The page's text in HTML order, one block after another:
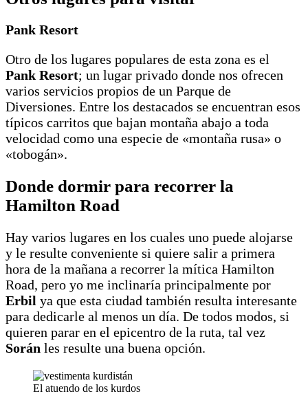
Pank Resort
Otro de los lugares populares de esta zona es el
Pank Resort; un lugar privado donde nos ofrecen
varios servicios propios de un Parque de
Diversiones. Entre los destacados se encuentran esos
típicos carritos que bajan montaña abajo a toda
velocidad como una especie de «montaña rusa» o
«tobogán».
Donde dormir para recorrer la
Hamilton Road
Hay varios lugares en los cuales uno puede alojarse
y le resulte conveniente si quiere salir a primera
hora de la mañana a recorrer la mítica Hamilton
Road, pero yo me inclinaría principalmente por
Erbil ya que esta ciudad también resulta interesante
para dedicarle al menos un día. De todos modos, si
quieren parar en el epicentro de la ruta, tal vez
Során les resulte una buena opción.
El atuendo de los kurdos